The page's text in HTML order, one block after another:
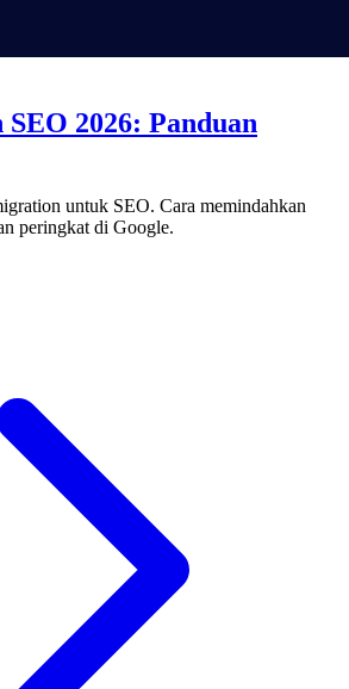
2026: Panduan
untuk SEO. Cara memindahkan
peringkat di Google.